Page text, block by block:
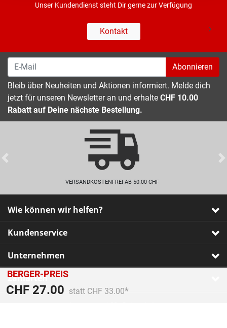
BERGER-PREIS
CHF 27.00 Preis reduziert von
statt CHF 33.00
An
Unser Kundendienst steht Dir gerne zur Verfügung
Kontakt
Abonnieren
Bleib über Neuheiten und Aktionen informiert. Melde dich
jetzt für unseren Newsletter an und erhalte CHF 10.00
Rabatt auf Deine nächste Bestellung.
VERSANDKOSTENFREI AB 50.00 CHF
Previous
Wie können wir helfen?
Kundenservice
Unternehmen
Zahlarten